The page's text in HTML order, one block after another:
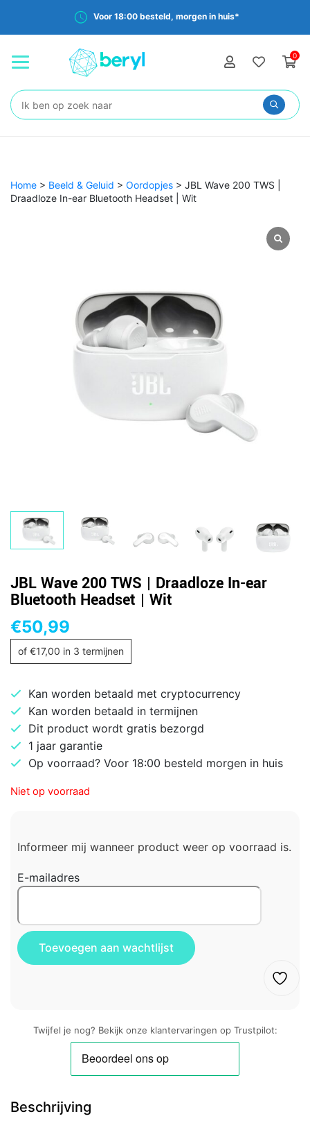
Voor 18:00 besteld, morgen in huis*
0
Zoeken:
Home > Beeld & Geluid > Oordopjes > JBL Wave 200 TWS |
Draadloze In-ear Bluetooth Headset | Wit
JBL Wave 200 TWS | Draadloze In-ear
Bluetooth Headset | Wit
€50,99
of €17,00 in 3 termijnen
Kan worden betaald met cryptocurrency
Kan worden betaald in termijnen
Dit product wordt gratis bezorgd
1 jaar garantie
Op voorraad? Voor 18:00 besteld morgen in huis
Niet op voorraad
Informeer mij wanneer product weer op voorraad is.
E-mailadres
Twijfel je nog? Bekijk onze klantervaringen op Trustpilot:
Beschrijving